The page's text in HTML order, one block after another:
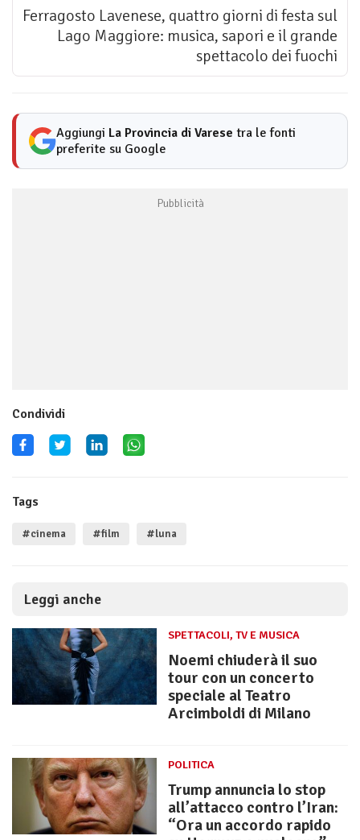
Ferragosto Lavenese, quattro giorni di festa sul
Lago Maggiore: musica, sapori e il grande
spettacolo dei fuochi
Aggiungi La Provincia di Varese tra le fonti
preferite su Google
Condividi
Tags
#cinema #film #luna
Leggi anche
SPETTACOLI, TV E MUSICA
Noemi chiuderà il suo
tour con un concerto
speciale al Teatro
Arcimboldi di Milano
POLITICA
Trump annuncia lo stop
all’attacco contro l’Iran:
“Ora un accordo rapido